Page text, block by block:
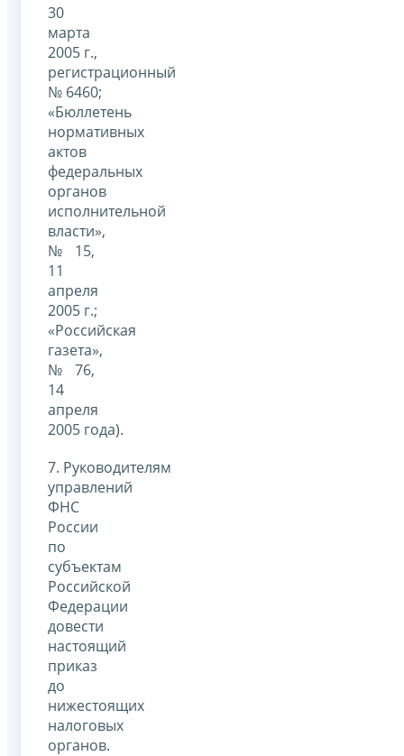
30
марта
2005 г.,
регистрационный
№ 6460;
«Бюллетень
нормативных
актов
федеральных
органов
исполнительной
власти»,
№ 15,
11
апреля
2005 г.;
«Российская
газета»,
№ 76,
14
апреля
2005 года).
7. Руководителям
управлений
ФНС
России
по
субъектам
Российской
Федерации
довести
настоящий
приказ
до
нижестоящих
налоговых
органов.